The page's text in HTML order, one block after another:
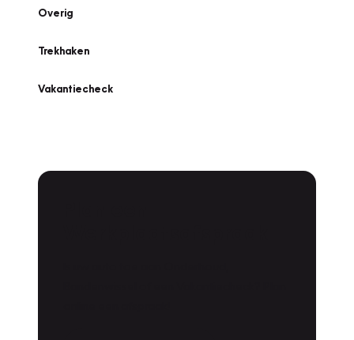
Overig
Trekhaken
Vakantiecheck